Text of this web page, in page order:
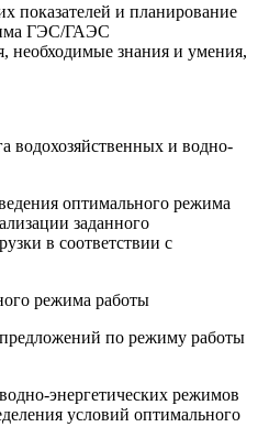
показателей и планирование
ГЭС/ГАЭС
необходимые знания и умения,
водохозяйственных и водно-
оптимального режима
заданного
в соответствии с
режима работы
по режиму работы
энергетических режимов
условий оптимального